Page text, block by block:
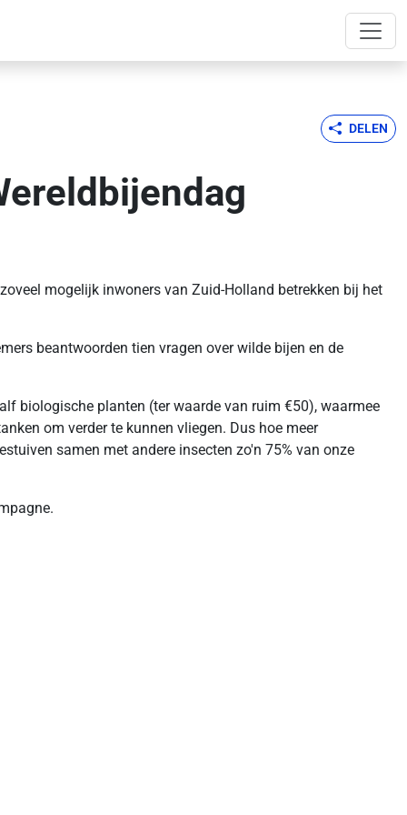
DELEN
mogelijk inwoners van Zuid-Holland betrekken bij het
beantwoorden tien vragen over wilde bijen en de
biologische planten (ter waarde van ruim €50), waarmee
om verder te kunnen vliegen. Dus hoe meer
samen met andere insecten zo'n 75% van onze